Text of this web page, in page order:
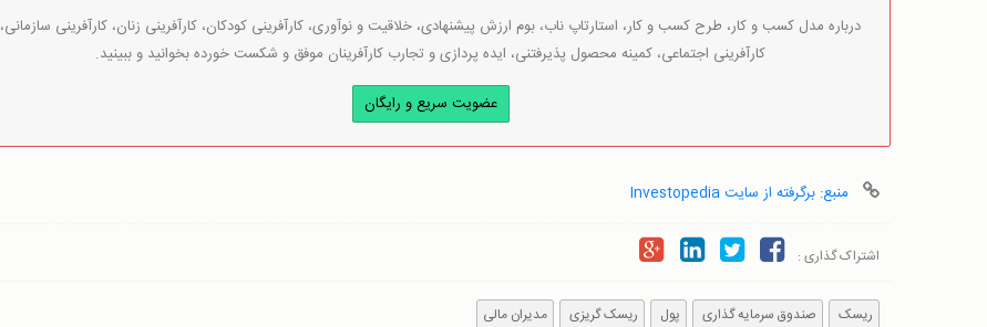
درباره مدل کسب و کار، طرح کسب و کار، استارتاپ ناب، بوم ارزش پیشنهادی، خلاقیت و نوآوری، کارآفرینی کودکان، کارآفرینی زنان، کارآفرینی سازمانی،
کارآفرینی اجتماعی، کمینه محصول پذیرفتنی، ایده پردازی و تجارب کارآفرینان موفق و شکست خورده بخوانید و ببینید.
عضویت سریع و رایگان
منبع: برگرفته از سایت Investopedia
اشتراک گذاری :
ریسک صندوق سرمایه گذاری پول ریسک گریزی مدیران مالی